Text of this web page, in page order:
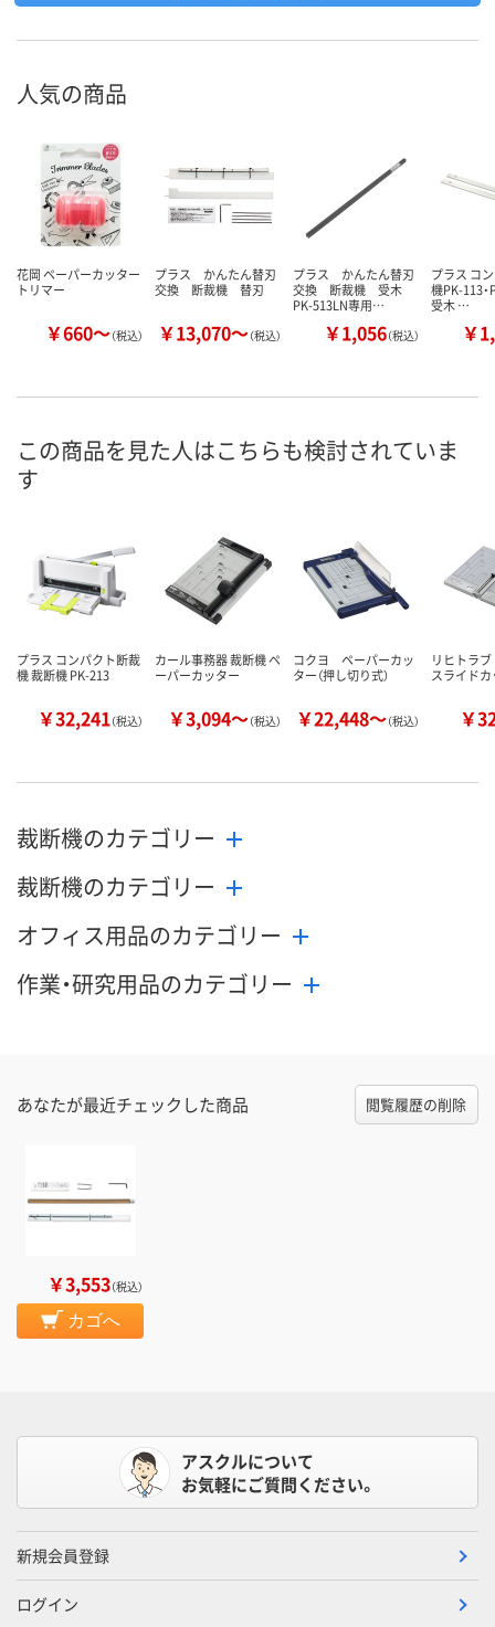
人気の商品
花岡 ペーパーカッター
トリマー
￥660～（税込）
プラス かんたん替刃
交換 断裁機 替刃
￥13,070～（税込）
プラス かんたん替刃
交換 断裁機 受木
PK-513LN専用…
￥1,056（税込）
プラス コ
機PK-113
受木 …
￥
この商品を見た人はこちらも検討されていま
す
プラス コンパクト断裁
機 裁断機 PK-213
￥32,241（税込）
カール事務器 裁断機 ペ
ーパーカッター
￥3,094～（税込）
コクヨ ペーパーカッ
ター（押し切り式）
￥22,448～（税込）
リヒトラ
スライド
￥
裁断機のカテゴリー
裁断機のカテゴリー
オフィス用品のカテゴリー
作業・研究用品のカテゴリー
あなたが最近チェックした商品 閲覧履歴の削除
￥3,553（税込）
カゴへ
アスクルについて
お気軽にご質問ください。
新規会員登録
ログイン